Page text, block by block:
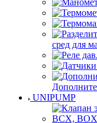
сред для
UNIPUMP